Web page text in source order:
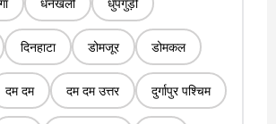
दिनहाटा डोमजूर डोमकल
दम दम दम दम उत्तर दुर्गापुर पश्चिम